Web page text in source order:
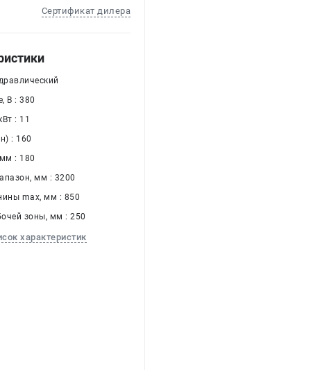
Сертификат дилера
В : 380
: 11
: 160
: 180
мм : 3200
max, мм : 850
зоны, мм : 250
характеристик